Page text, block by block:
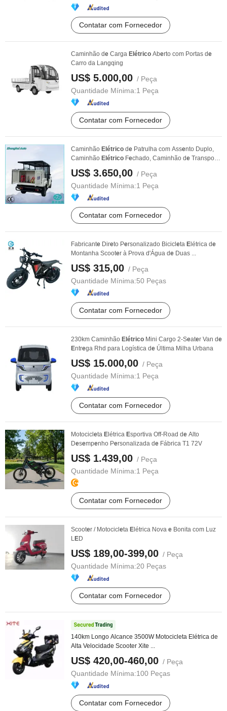
Contatar com Fornecedor
Caminhão de Carga Elétrico Aberto com Portas de
Carro da Langqing
US$ 5.000,00 / Peça
Quantidade Mínima:1 Peça
Contatar com Fornecedor
Caminhão Elétrico de Patrulha com Assento Duplo,
Caminhão Elétrico Fechado, Caminhão de Transporte
US$ 3.650,00 / Peça
Quantidade Mínima:1 Peça
Contatar com Fornecedor
Fabricante Direto Personalizado Bicicl eta E létrica de
Montanha Scooter à Prova d'Água de Duas ...
US$ 315,00 / Peça
Quantidade Mínima:50 Peças
Contatar com Fornecedor
230km Caminhão Elétrico Mini Cargo 2-Seater Van de
Entrega Rhd para Logística de Última Milha Urbana
US$ 15.000,00 / Peça
Quantidade Mínima:1 Peça
Contatar com Fornecedor
Motocicl eta E létrica Esportiva Off-Road de Alto
Desempenho Personalizada de Fábrica T1 72V
US$ 1.439,00 / Peça
Quantidade Mínima:1 Peça
Contatar com Fornecedor
Scooter / Motocicl eta E létrica Nova e Bonita com Luz
LED
US$ 189,00-399,00 / Peça
Quantidade Mínima:20 Peças
Contatar com Fornecedor
140km Longo Alcance 3500W Motocicleta Elétrica de
Alta Velocidade Scooter Xite ...
US$ 420,00-460,00 / Peça
Quantidade Mínima:100 Peças
Contatar com Fornecedor